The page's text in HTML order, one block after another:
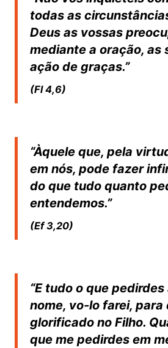
todas as
Deus as vossas
mediante a oração, as
ação de graças.”
(Fl 4,6)
“Àquele que, pela
em nós, pode fazer
do que tudo quanto
entendemos.”
(Ef 3,20)
“E tudo o que
nome, vo-lo farei, para
glorificado no Filho.
que me pedirdes em